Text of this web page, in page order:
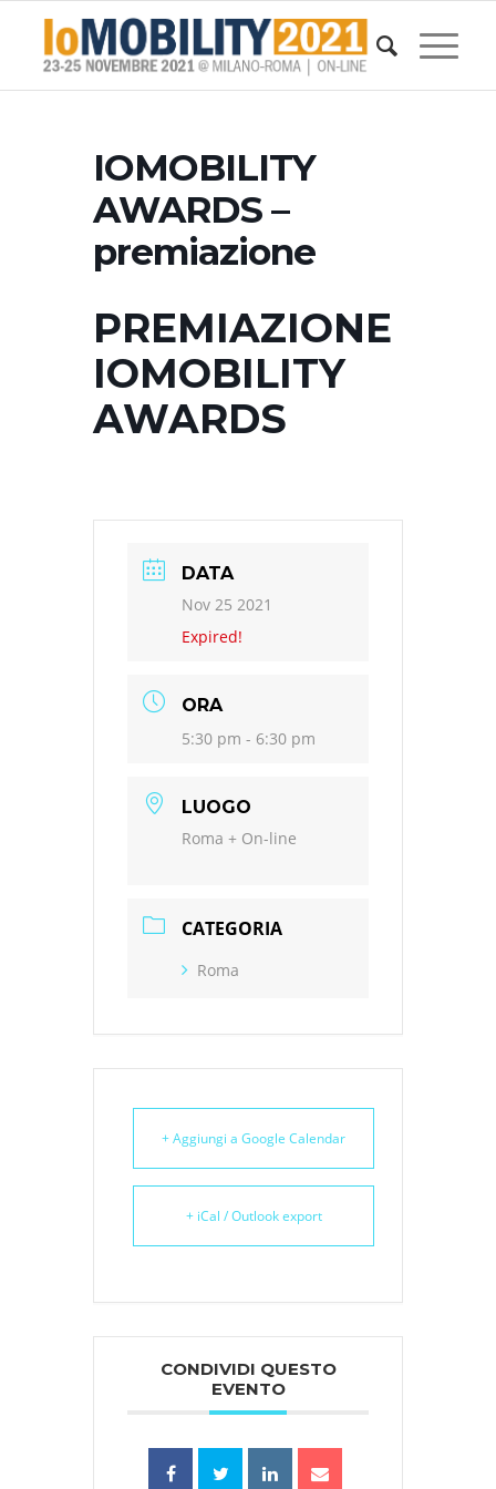
IOMOBILITY
AWARDS –
premiazione
PREMIAZIONE
IOMOBILITY
AWARDS
DATA
Nov 25 2021
Expired!
ORA
5:30 pm - 6:30 pm
LUOGO
Roma + On-line
CATEGORIA
Roma
+ Aggiungi a Google Calendar
+ iCal / Outlook export
CONDIVIDI QUESTO
EVENTO